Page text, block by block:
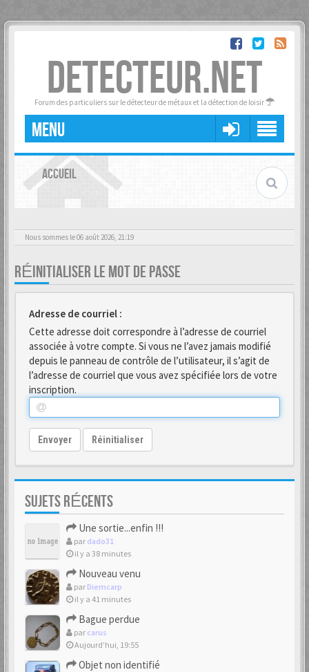
DETECTEUR.NET
Forum des particuliers sur le détecteur de métaux et la détection de loisir
MENU
ACCUEIL
Nous sommes le 06 août 2026, 21:19
RÉINITIALISER LE MOT DE PASSE
Adresse de courriel :
Cette adresse doit correspondre à l’adresse de courriel
associée à votre compte. Si vous ne l’avez jamais modifié
depuis le panneau de contrôle de l’utilisateur, il s’agit de
l’adresse de courriel que vous avez spécifiée lors de votre
inscription.
Envoyer Réinitialiser
SUJETS RÉCENTS
Une sortie...enfin !!!
par dado31
il y a 38 minutes
Nouveau venu
par Diemcarp
il y a 41 minutes
Bague perdue
par carus
Aujourd’hui, 19:55
Objet non identifié